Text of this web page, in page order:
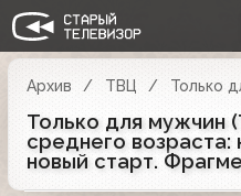
Архив ТВЦ Только
Только для мужчин
среднего возраста:
новый старт.